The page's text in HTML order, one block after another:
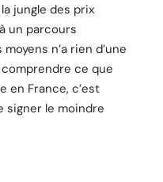
jungle des prix
un parcours
n’a rien d’une
ce que
en France, c’est
signer le moindre